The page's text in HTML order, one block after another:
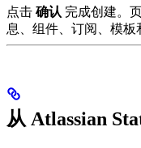
点击 确认 完成创建。
息、组件、订阅、模板
从 Atlassian